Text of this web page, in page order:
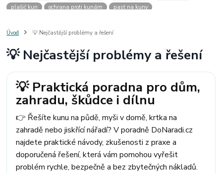
plašič kun
ochrana proti kunám
past na kuny
past na kunu
myši v domě odpuzovač myší
štěnice
štěnice v hotelu jak se zbavit kuny
kuna ve střeše
mravenci a mšice
uhlíky do nářadí
uhlíky do nařadí
uhlíky do vysavače
uhlíky do pračky uhlíky do
uhlíky parkside
uhlíky ferm uhlíky makita
uhlíkové kartáče
kde sehnat uhlíky
kde koupit uhlíky
Úvod 💡 Nejčastější problémy a řešení
💡 Nejčastější problémy a řešení
💡 Praktická poradna pro dům,
zahradu, škůdce i dílnu
👉 Řešíte kunu na půdě, myši v domě, krtka na
zahradě nebo jiskřící nářadí? V poradně DoNaradi.cz
najdete praktické návody, zkušenosti z praxe a
doporučená řešení, která vám pomohou vyřešit
problém rychle, bezpečně a bez zbytečných nákladů.